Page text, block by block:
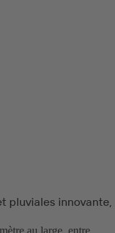
pluviales innovante,